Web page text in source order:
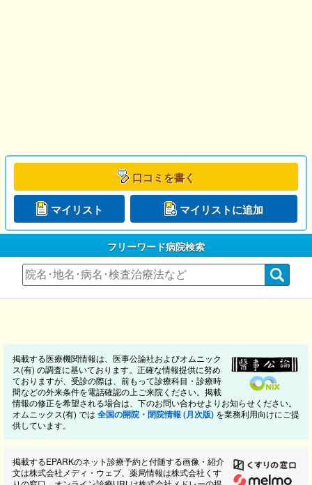
口コミを書く
マイリスト マイリストに追加
フリーワード病院検索
掲載する医療機関情報は、医事公論社およびオムニック
ス(有) の調査に基いております。正確な情報提供に努め
ておりますが、受診の際は、前もって診療科目・診療時
間などの外来条件を電話確認の上ご来院ください。掲載
情報の修正を希望される場合は、下のお問い合わせよりお知らせください。
オムニックス(有) では 全国の開院・閉院情報 (月次版) を業務利用向けにご提
供しています。
掲載するEPARKのネット診療予約と付随する画像・紹介
文は株式会社メディ・ウェブ、薬局情報は株式会社くす